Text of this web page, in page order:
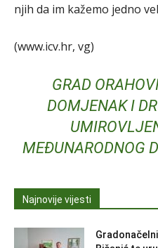
njih da im kažemo jedno
(www.icv.hr, vg)
GRAD
DOMJENAK I
MEĐUNARODNOG
Najnovije vijesti